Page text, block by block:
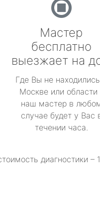
Мастер
бесплатно
выезжает на
Где Вы не
Москве или области
наш мастер в
случае будет у Вас
течении часа.
диагностики –